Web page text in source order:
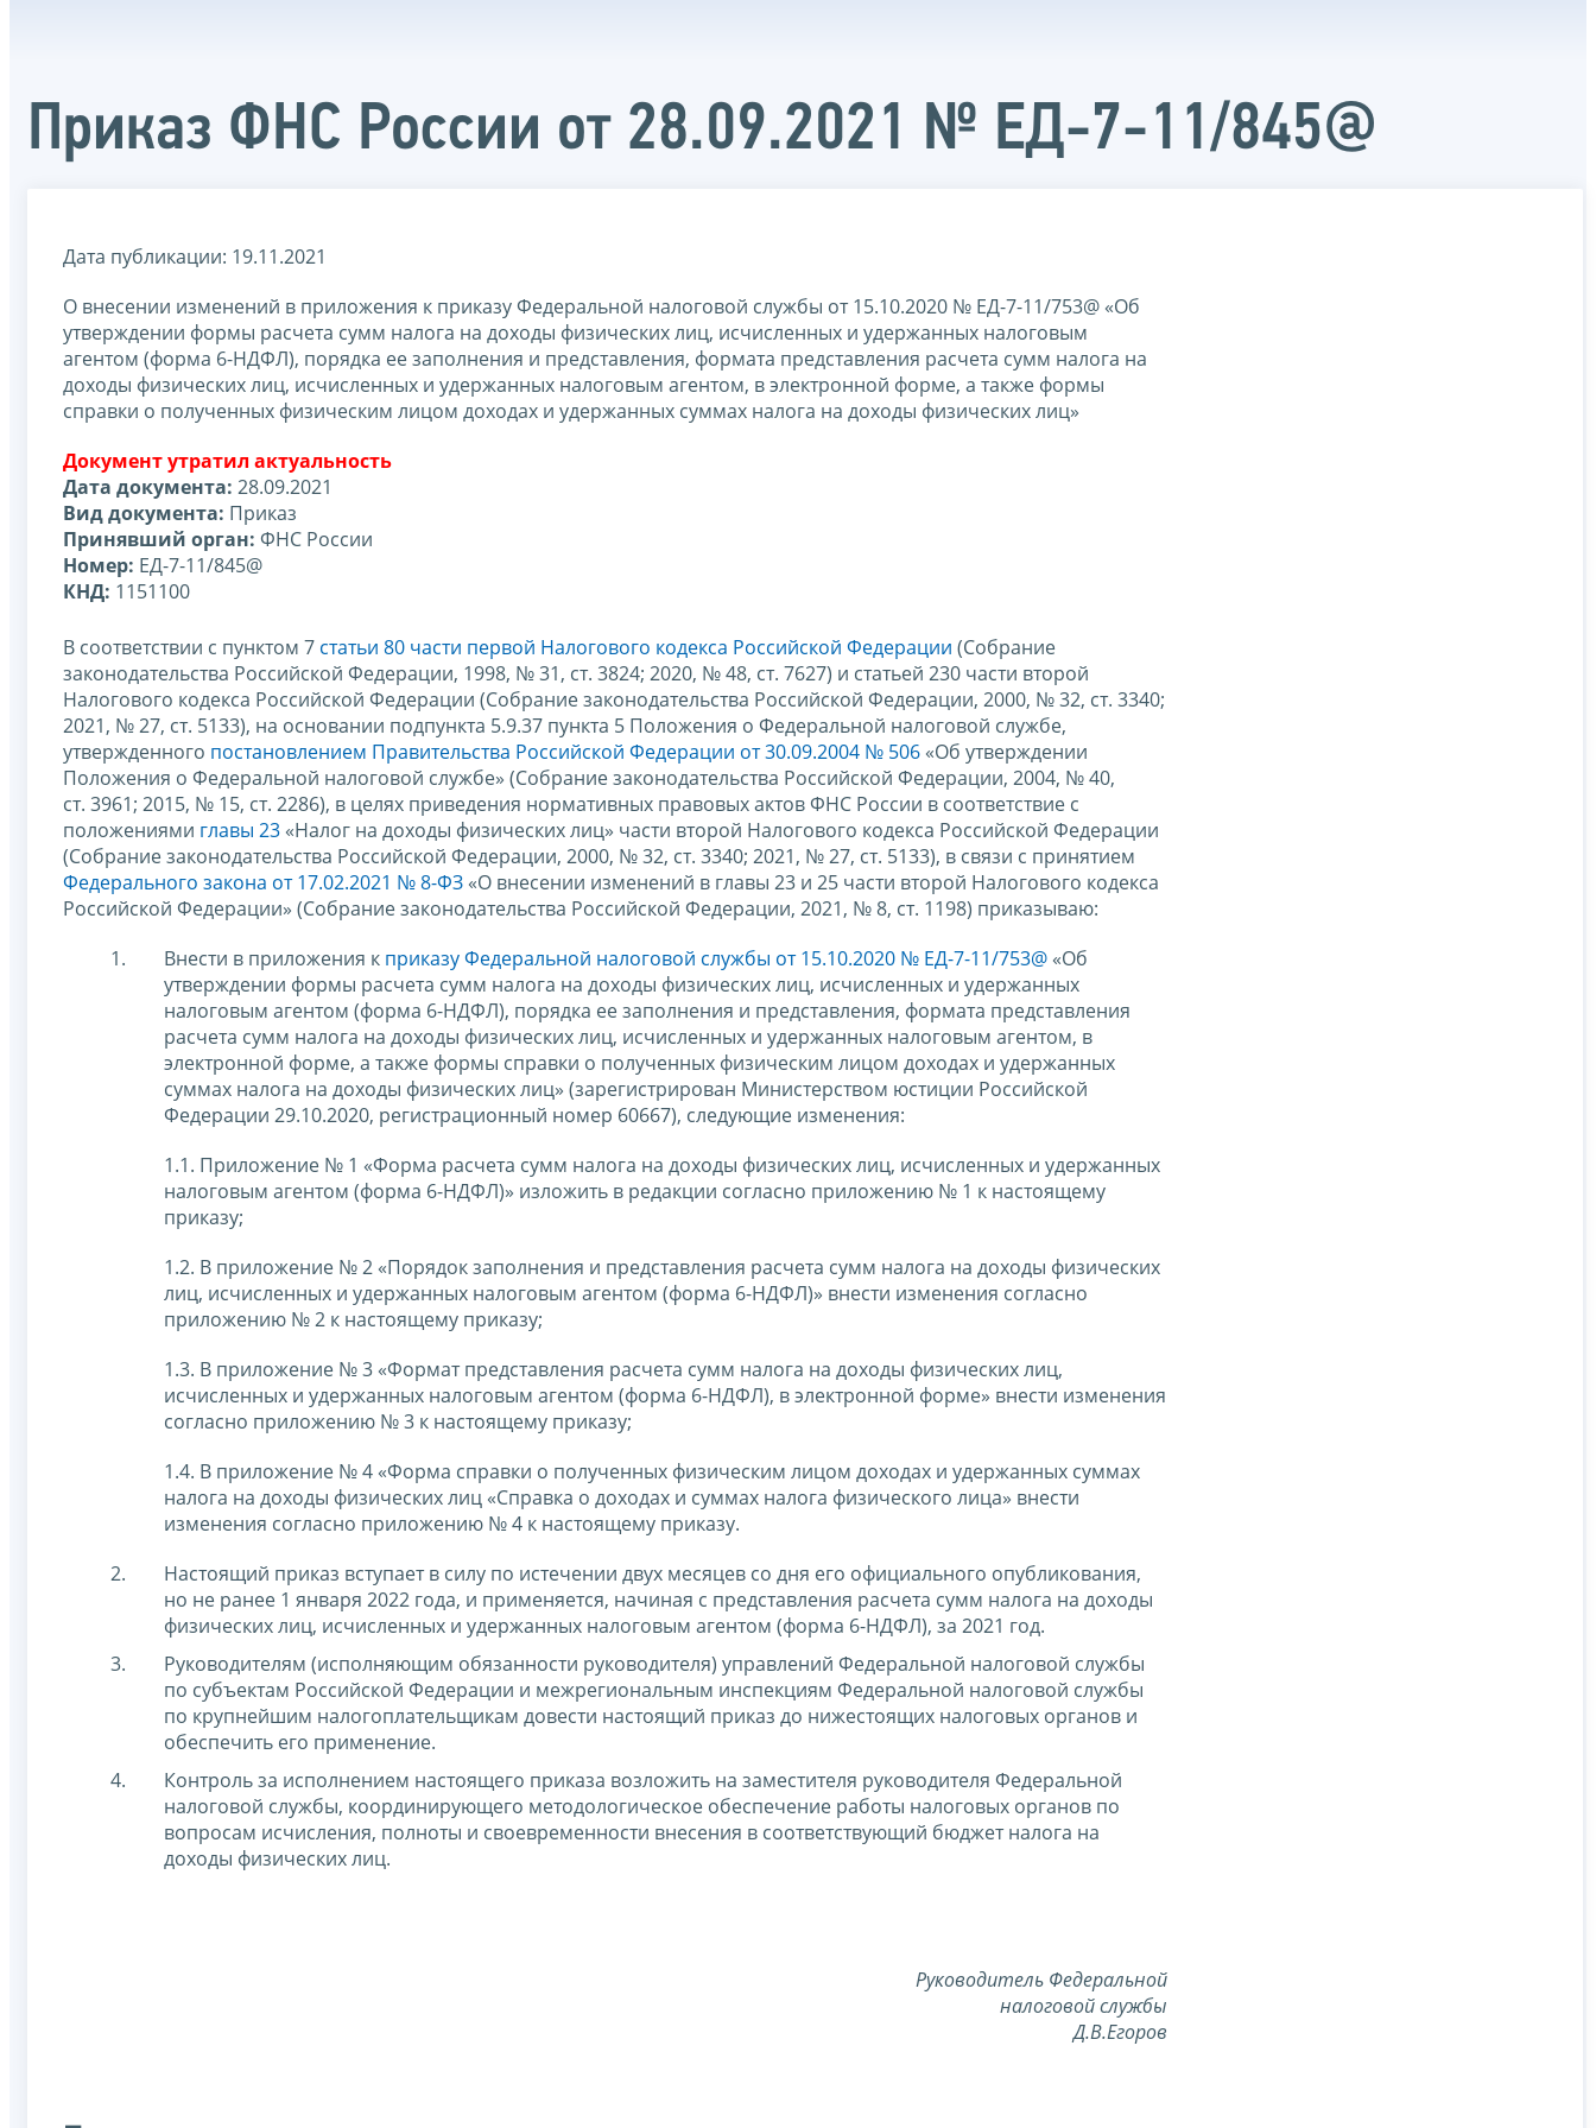
Приказ ФНС России от 28.09.2021 № ЕД-7-11/845@
Дата публикации: 19.11.2021
О внесении изменений в приложения к приказу Федеральной налоговой службы от 15.10.2020 № ЕД-7-11/753@ «Об
утверждении формы расчета сумм налога на доходы физических лиц, исчисленных и удержанных налоговым
агентом (форма 6-НДФЛ), порядка ее заполнения и представления, формата представления расчета сумм налога на
доходы физических лиц, исчисленных и удержанных налоговым агентом, в электронной форме, а также формы
справки о полученных физическим лицом доходах и удержанных суммах налога на доходы физических лиц»
Документ утратил актуальность
Дата документа: 28.09.2021
Вид документа: Приказ
Принявший орган: ФНС России
Номер: ЕД-7-11/845@
КНД: 1151100
В соответствии с пунктом 7 статьи 80 части первой Налогового кодекса Российской Федерации (Собрание
законодательства Российской Федерации, 1998, № 31, ст. 3824; 2020, № 48, ст. 7627) и статьей 230 части второй
Налогового кодекса Российской Федерации (Собрание законодательства Российской Федерации, 2000, № 32, ст. 3340;
2021, № 27, ст. 5133), на основании подпункта 5.9.37 пункта 5 Положения о Федеральной налоговой службе,
утвержденного постановлением Правительства Российской Федерации от 30.09.2004 № 506 «Об утверждении
Положения о Федеральной налоговой службе» (Собрание законодательства Российской Федерации, 2004, № 40,
ст. 3961; 2015, № 15, ст. 2286), в целях приведения нормативных правовых актов ФНС России в соответствие с
положениями главы 23 «Налог на доходы физических лиц» части второй Налогового кодекса Российской Федерации
(Собрание законодательства Российской Федерации, 2000, № 32, ст. 3340; 2021, № 27, ст. 5133), в связи с принятием
Федерального закона от 17.02.2021 № 8-ФЗ «О внесении изменений в главы 23 и 25 части второй Налогового кодекса
Российской Федерации» (Собрание законодательства Российской Федерации, 2021, № 8, ст. 1198) приказываю:
Внести в приложения к приказу Федеральной налоговой службы от 15.10.2020 № ЕД-7-11/753@ «Об
утверждении формы расчета сумм налога на доходы физических лиц, исчисленных и удержанных
налоговым агентом (форма 6-НДФЛ), порядка ее заполнения и представления, формата представления
расчета сумм налога на доходы физических лиц, исчисленных и удержанных налоговым агентом, в
электронной форме, а также формы справки о полученных физическим лицом доходах и удержанных
суммах налога на доходы физических лиц» (зарегистрирован Министерством юстиции Российской
Федерации 29.10.2020, регистрационный номер 60667), следующие изменения:
1.1. Приложение № 1 «Форма расчета сумм налога на доходы физических лиц, исчисленных и удержанных
налоговым агентом (форма 6-НДФЛ)» изложить в редакции согласно приложению № 1 к настоящему
приказу;
1.2. В приложение № 2 «Порядок заполнения и представления расчета сумм налога на доходы физических
лиц, исчисленных и удержанных налоговым агентом (форма 6-НДФЛ)» внести изменения согласно
приложению № 2 к настоящему приказу;
1.3. В приложение № 3 «Формат представления расчета сумм налога на доходы физических лиц,
исчисленных и удержанных налоговым агентом (форма 6-НДФЛ), в электронной форме» внести изменения
согласно приложению № 3 к настоящему приказу;
1.4. В приложение № 4 «Форма справки о полученных физическим лицом доходах и удержанных суммах
налога на доходы физических лиц «Справка о доходах и суммах налога физического лица» внести
изменения согласно приложению № 4 к настоящему приказу.
Настоящий приказ вступает в силу по истечении двух месяцев со дня его официального опубликования,
но не ранее 1 января 2022 года, и применяется, начиная с представления расчета сумм налога на доходы
физических лиц, исчисленных и удержанных налоговым агентом (форма 6-НДФЛ), за 2021 год.
Руководителям (исполняющим обязанности руководителя) управлений Федеральной налоговой службы
по субъектам Российской Федерации и межрегиональным инспекциям Федеральной налоговой службы
по крупнейшим налогоплательщикам довести настоящий приказ до нижестоящих налоговых органов и
обеспечить его применение.
Контроль за исполнением настоящего приказа возложить на заместителя руководителя Федеральной
налоговой службы, координирующего методологическое обеспечение работы налоговых органов по
вопросам исчисления, полноты и своевременности внесения в соответствующий бюджет налога на
доходы физических лиц.
Руководитель Федеральной
налоговой службы
Д.В.Егоров